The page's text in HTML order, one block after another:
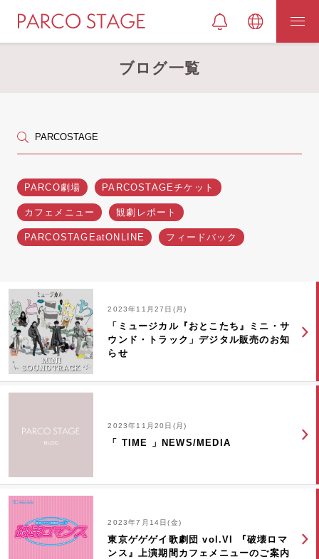
ブログ一覧
PARCO劇場 PARCOSTAGEチケット
カフェメニュー 観劇レポート
PARCOSTAGEatONLINE フィードバック
2023年11月27日(月)
「ミュージカル『おとこたち』ミニ・サ
ウンド・トラック」デジタル販売のお知
らせ
2023年11月20日(月)
「 TIME 」NEWS/MEDIA
2023年7月14日(金)
東京ゲゲゲイ歌劇団 vol.VI 『破壊ロマ
ンス』上演期間カフェメニューのご案内